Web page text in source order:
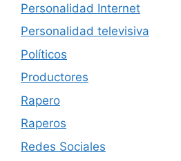
Personalidad Internet
Personalidad televisiva
Políticos
Productores
Rapero
Raperos
Redes Sociales